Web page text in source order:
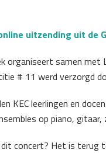
uitzending uit de
organiseert samen
# 11 werd verzorgd
KEC leerlingen en
op piano,
concert? Het is terug